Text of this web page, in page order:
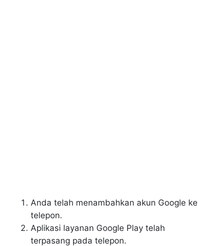
Anda telah menambahkan akun Google ke
telepon.
Aplikasi layanan Google Play telah
terpasang pada telepon.